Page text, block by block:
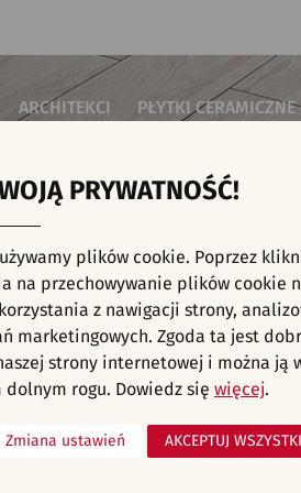
ARCHITEKCI PŁYTKI CERAMICZNE
do sypialni
kuchenne
łazienkowe
na schody
na taras
komercyjne
Płytki ścienne
KAFELKI - NOWOŚCI,
aranżacji spełniających wybrane
PRYWATNOŚĆ!
plików cookie. Poprzez
na przechowywanie plików cookie
z nawigacji strony,
marketingowych. Zgoda ta jest
strony internetowej i można ją
dolnym rogu. Dowiedz się więcej.
Zmiana ustawień AKCEPTUJ